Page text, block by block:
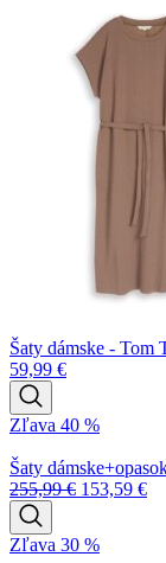
Šaty dámske - Tom
59,99 €
Zľava 40 %
Šaty
255,99€ 153,59 €
Zľava 30 %